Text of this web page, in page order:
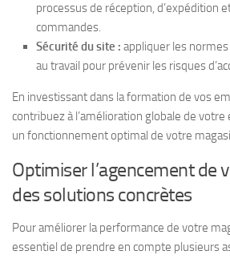
processus de réception, d’expédition
commandes.
Sécurité du site : appliquer les
au travail pour prévenir les risques
En investissant dans la formation de vos
contribuez à l’amélioration globale de
un fonctionnement optimal de votre
Optimiser l’agencement de
des solutions concrètes
Pour améliorer la performance de votre
essentiel de prendre en compte plusieurs